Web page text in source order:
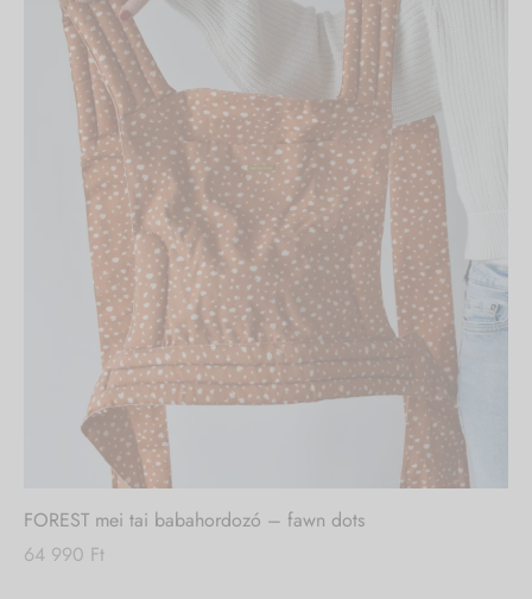
FOREST mei tai babahordozó – fawn dots
64 990 Ft